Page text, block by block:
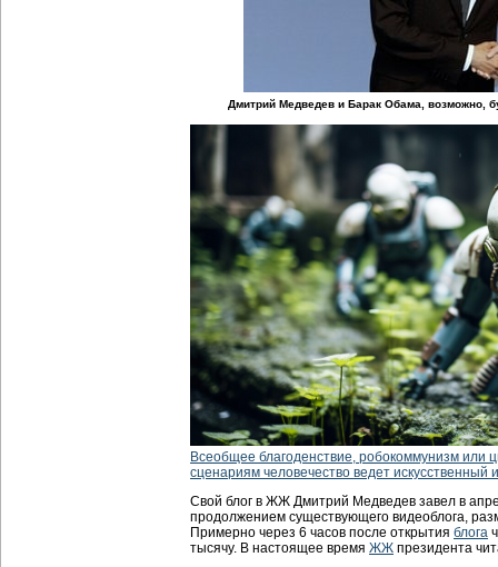
Дмитрий Медведев и Барак Обама, возможно,
Всеобщее благоденствие, робокоммунизм или
сценариям человечество ведет искусственный
Свой блог в ЖЖ Дмитрий Медведев завел в
продолжением существующего видеоблога,
Примерно через 6 часов после открытия блога
тысячу. В настоящее время ЖЖ президента